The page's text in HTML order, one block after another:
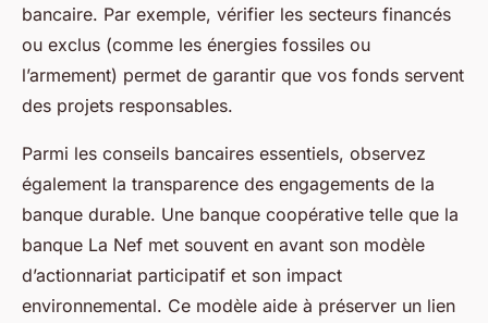
bancaire. Par exemple, vérifier les secteurs financés
ou exclus (comme les énergies fossiles ou
l’armement) permet de garantir que vos fonds servent
des projets responsables.
Parmi les conseils bancaires essentiels, observez
également la transparence des engagements de la
banque durable. Une banque coopérative telle que la
banque La Nef met souvent en avant son modèle
d’actionnariat participatif et son impact
environnemental. Ce modèle aide à préserver un lien